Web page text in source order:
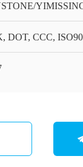
DOT, CCC,